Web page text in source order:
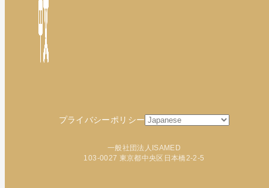
プライバシーポリシー
一般社団法人ISAMED
103-0027 東京都中央区日本橋2-2-5